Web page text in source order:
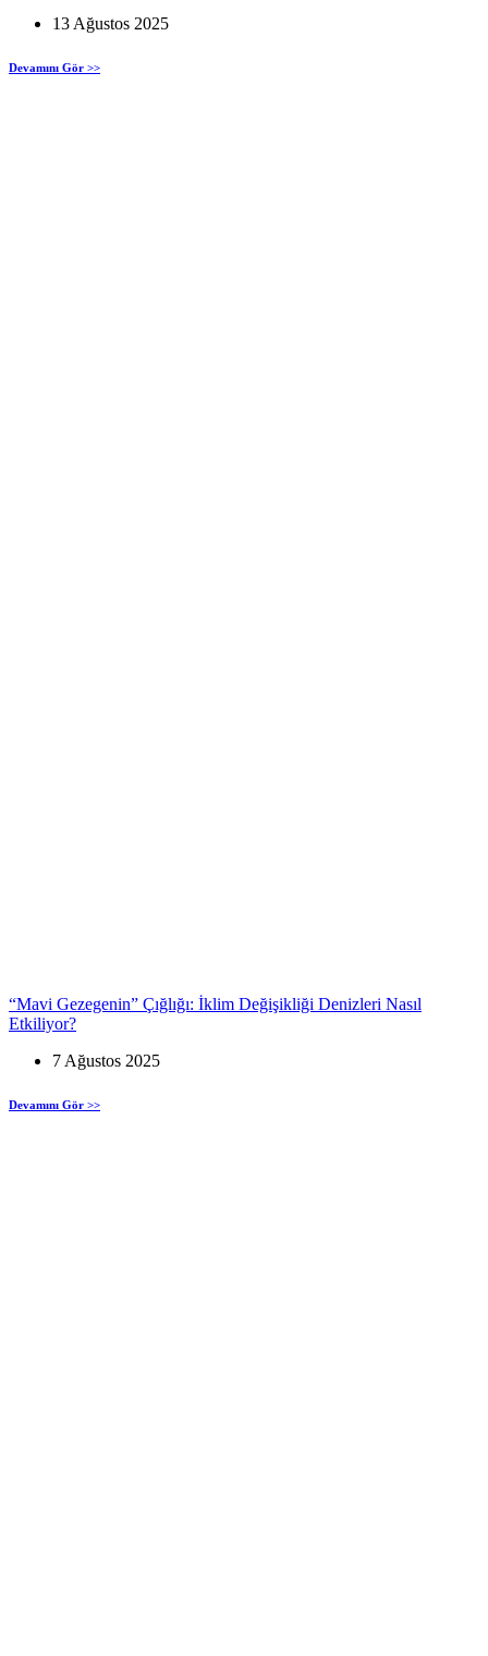
13 Ağustos 2025
Devamını Gör >>
“Mavi Gezegenin” Çığlığı: İklim Değişikliği Denizleri Nasıl
Etkiliyor?
7 Ağustos 2025
Devamını Gör >>